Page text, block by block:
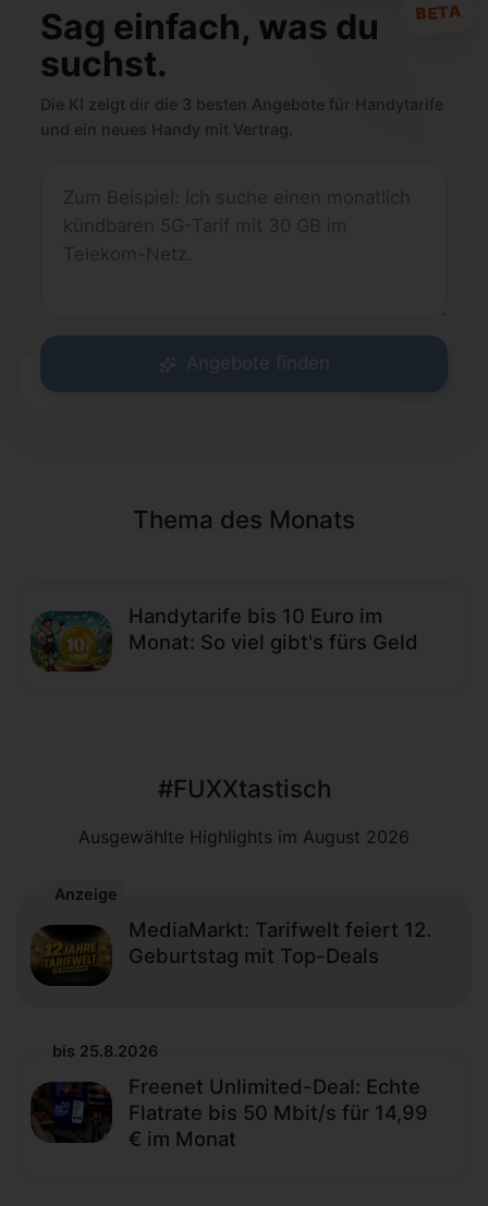
Sag einfach, was du
suchst.
Die KI zeigt dir die 3 besten Angebote für Handytarife
und ein neues Handy mit Vertrag.
BETA
Angebote finden
Thema des Monats
Handytarife bis 10 Euro im
Monat: So viel gibt's fürs Geld
#FUXXtastisch
Ausgewählte Highlights im August 2026
Anzeige
MediaMarkt: Tarifwelt feiert 12.
Geburtstag mit Top-Deals
bis 25.8.2026
Freenet Unlimited-Deal: Echte
Flatrate bis 50 Mbit/s für 14,99
€ im Monat